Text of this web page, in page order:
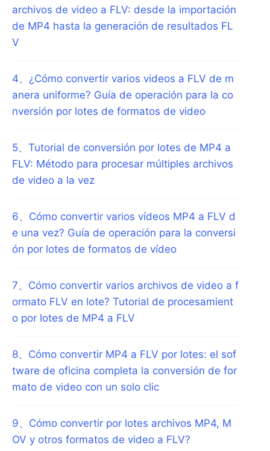
archivos de video a FLV: desde la importación
de MP4 hasta la generación de resultados FL
V
4、 ¿Cómo convertir varios videos a FLV de m
anera uniforme? Guía de operación para la co
nversión por lotes de formatos de video
5、 Tutorial de conversión por lotes de MP4 a
FLV: Método para procesar múltiples archivos
de video a la vez
6、 Cómo convertir varios vídeos MP4 a FLV d
e una vez? Guía de operación para la conversi
ón por lotes de formatos de vídeo
7、 Cómo convertir varios archivos de video a f
ormato FLV en lote? Tutorial de procesamient
o por lotes de MP4 a FLV
8、 Cómo convertir MP4 a FLV por lotes: el sof
tware de oficina completa la conversión de for
mato de video con un solo clic
9、 Cómo convertir por lotes archivos MP4, M
OV y otros formatos de video a FLV?